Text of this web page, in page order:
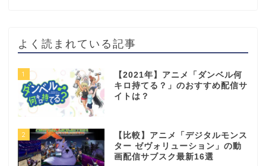
よく読まれている記事
1
【2021年】アニメ「ダンベル何
キロ持てる？」のおすすめ配信サ
イトは？
2
【比較】アニメ「デジタルモンス
ター ゼヴォリューション」の動
画配信サブスク最新16選